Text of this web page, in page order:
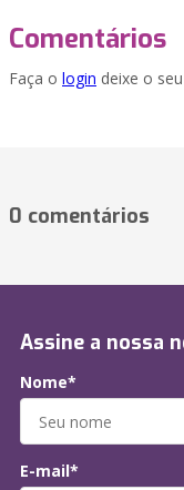
Comentários
Faça o login deixe o
0 comentários
Assine a nossa
Nome*
E-mail*